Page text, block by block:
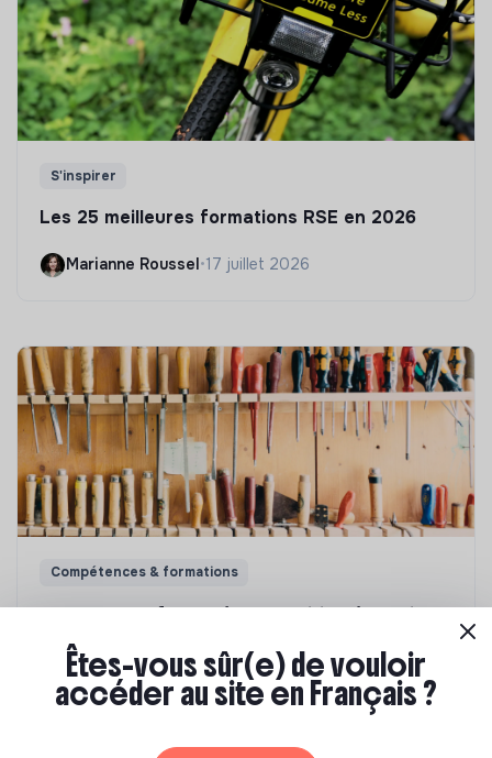
S'inspirer
Les 25 meilleures formations RSE en 2026
Marianne Roussel •17 juillet 2026
Compétences & formations
Comment se former à la transition écologique
Marianne Roussel•09 janvier 2024
Êtes-vous sûr(e) de vouloir
accéder au site en Français ?